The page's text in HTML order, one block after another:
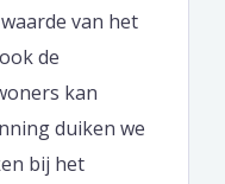
van het
de
kan
duiken we
bij het